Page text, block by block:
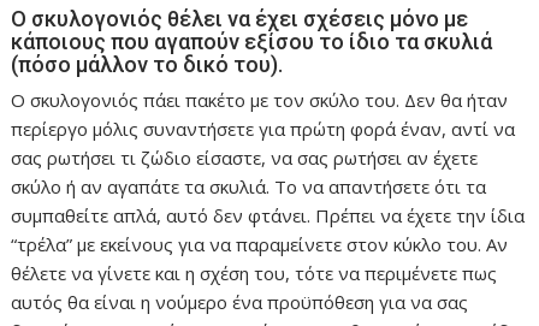
Ο σκυλογονιός θέλει να έχει σχέσεις μόνο με
κάποιους που αγαπούν εξίσου το ίδιο τα σκυλιά
(πόσο μάλλον το δικό του).
Ο σκυλογονιός πάει πακέτο με τον σκύλο του. Δεν θα ήταν
περίεργο μόλις συναντήσετε για πρώτη φορά έναν, αντί να
σας ρωτήσει τι ζώδιο είσαστε, να σας ρωτήσει αν έχετε
σκύλο ή αν αγαπάτε τα σκυλιά. Το να απαντήσετε ότι τα
συμπαθείτε απλά, αυτό δεν φτάνει. Πρέπει να έχετε την ίδια
“τρέλα” με εκείνους για να παραμείνετε στον κύκλο του. Αν
θέλετε να γίνετε και η σχέση του, τότε να περιμένετε πως
αυτός θα είναι η νούμερο ένα προϋπόθεση για να σας